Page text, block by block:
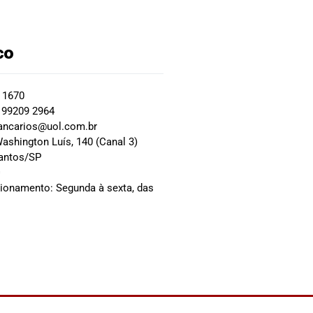
2964
Luís, 140 (Canal 3)
SP
Segunda à sexta, das